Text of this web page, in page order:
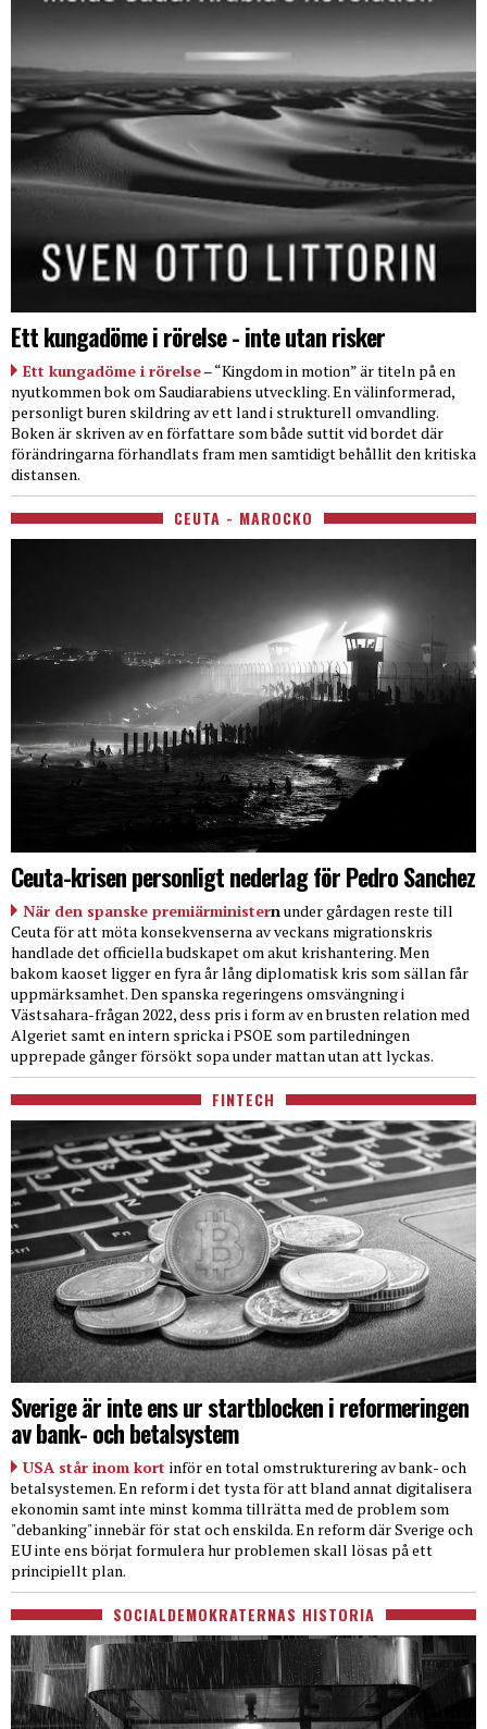
Ett kungadöme i rörelse - inte utan risker
Ett kungadöme i rörelse– “Kingdom in motion” är titeln på en
nyutkommen bok om Saudiarabiens utveckling. En välinformerad,
personligt buren skildring av ett land i strukturell omvandling.
Boken är skriven av en författare som både suttit vid bordet där
förändringarna förhandlats fram men samtidigt behållit den kritiska
distansen.
CEUTA - MAROCKO
Ceuta-krisen personligt nederlag för Pedro Sanchez
När den spanske premiärministern under gårdagen reste till
Ceuta för att möta konsekvenserna av veckans migrationskris
handlade det officiella budskapet om akut krishantering. Men
bakom kaoset ligger en fyra år lång diplomatisk kris som sällan får
uppmärksamhet. Den spanska regeringens omsvängning i
Västsahara-frågan 2022, dess pris i form av en brusten relation med
Algeriet samt en intern spricka i PSOE som partiledningen
upprepade gånger försökt sopa under mattan utan att lyckas.
FINTECH
Sverige är inte ens ur startblocken i reformeringen
av bank- och betalsystem
USA står inom kort inför en total omstrukturering av bank- och
betalsystemen. En reform i det tysta för att bland annat digitalisera
ekonomin samt inte minst komma tillrätta med de problem som
"debanking" innebär för stat och enskilda. En reform där Sverige och
EU inte ens börjat formulera hur problemen skall lösas på ett
principiellt plan.
SOCIALDEMOKRATERNAS HISTORIA